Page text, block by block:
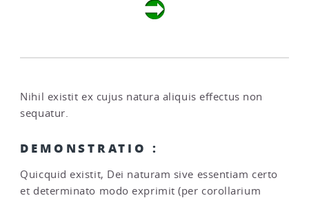
Nihil existit ex cujus natura aliquis effectus non
sequatur.
DEMONSTRATIO :
Quicquid existit, Dei naturam sive essentiam certo
et determinato modo exprimit (per corollarium